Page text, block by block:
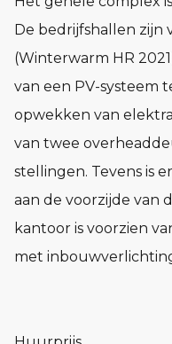
De bedrijfshallen zijn
(Winterwarm HR
van een PV-systeem
opwekken van
van twee
stellingen. Tevens is
aan de voorzijde van
kantoor is voorzien
met